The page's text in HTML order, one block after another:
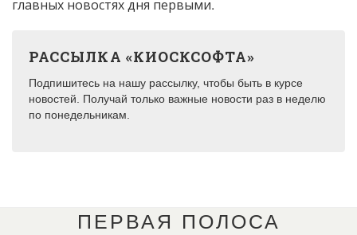
главных новостях дня первыми.
РАССЫЛКА «КИОСКСОФТА»
Подпишитесь на нашу рассылку, чтобы быть в курсе
новостей. Получай только важные новости раз в неделю
по понедельникам.
ПЕРВАЯ ПОЛОСА